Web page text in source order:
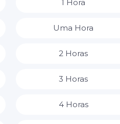
1 Hora
Uma Hora
2 Horas
3 Horas
4 Horas